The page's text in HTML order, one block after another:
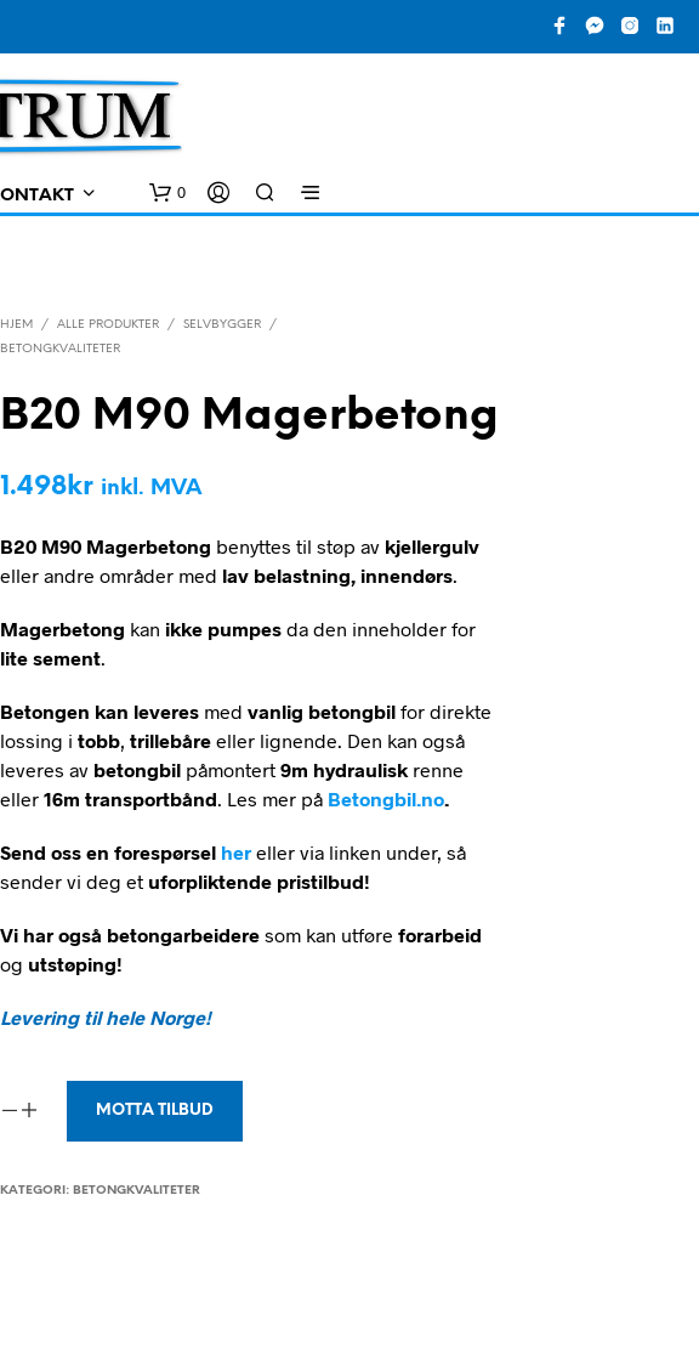
0
A
R
G
P
R
D
U
T
E
H
D
K
U
HJEM / ALLE PRODUKTER / SELVBYGGER
/
BETONGKVALITETER
B20 M90 Magerbetong
1.498kr inkl. MVA
B20 M90 Magerbetong benyttes til støp av kjellergulv
eller andre områder med lav belastning, innendørs.
Magerbetong kan ikke pumpes da den inneholder for
lite sement.
Betongen kan leveres medvanlig betongbil for direkte
lossing itobb,trillebåre eller lignende. Den kan også
leveres av betongbil påmontert9m hydraulisk renne
eller16m transportbånd. Les mer på Betongbil.no.
Send oss en forespørsel hereller via linken under, så
sender vi deg et uforpliktende pristilbud!
Vi har også betongarbeidere som kan utføreforarbeid
og utstøping!
Levering til hele Norge!
MOTTA TILBUD
KATEGORI: BETONGKVALITETER